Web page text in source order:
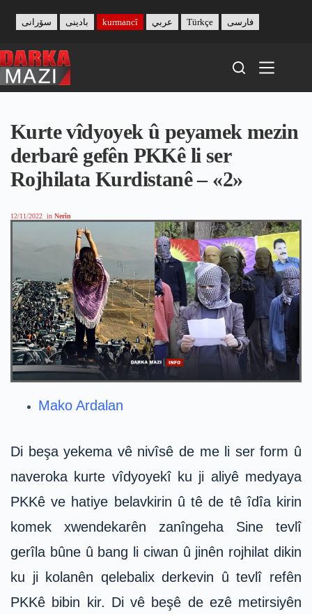
content
بادینی سۆرانی kurmancî عربي Türkçe فارسی
Kurte vîdyoyek û peyamek mezin
derbarê gefên PKKê li ser
Rojhilata Kurdistanê – «2»
12/11/2022 in Nerîn
Mako Ardalan
Di beşa yekema vê nivîsê de me li ser form û
naveroka kurte vîdyoyekî ku ji aliyê medyaya
PKKê ve hatiye belavkirin û tê de tê îdîa kirin
komek xwendekarên zanîngeha Sine tevlî
gerîla bûne û bang li ciwan û jinên rojhilat dikin
ku ji kolanên qelebalix derkevin û tevlî refên
PKKê bibin kir. Di vê beşê de ezê metirsiyên